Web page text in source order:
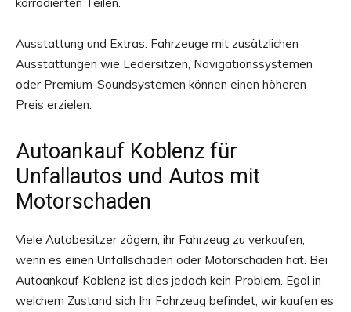
korrodierten Teilen.
Ausstattung und Extras: Fahrzeuge mit zusätzlichen
Ausstattungen wie Ledersitzen, Navigationssystemen
oder Premium-Soundsystemen können einen höheren
Preis erzielen.
Autoankauf Koblenz für
Unfallautos und Autos mit
Motorschaden
Viele Autobesitzer zögern, ihr Fahrzeug zu verkaufen,
wenn es einen Unfallschaden oder Motorschaden hat. Bei
Autoankauf Koblenz ist dies jedoch kein Problem. Egal in
welchem Zustand sich Ihr Fahrzeug befindet, wir kaufen es